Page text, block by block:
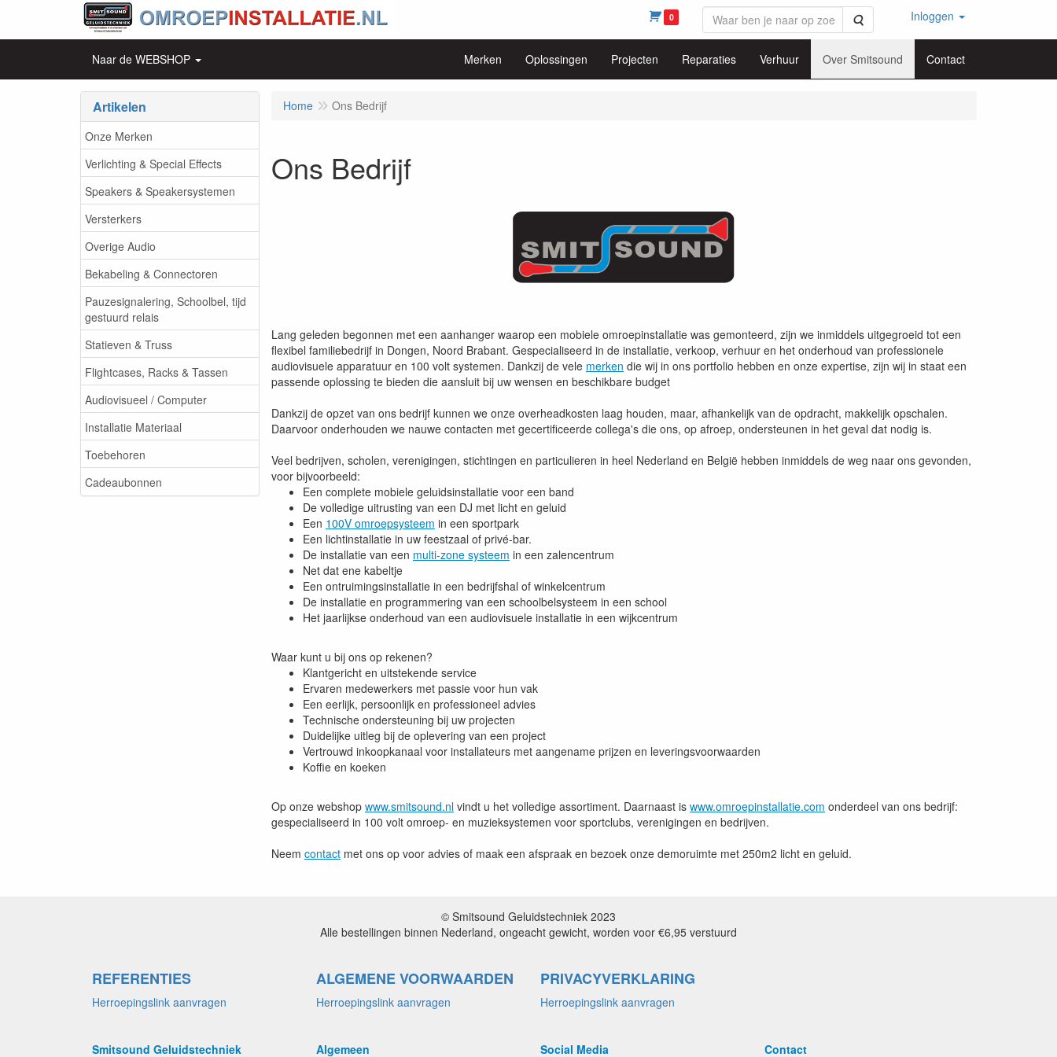
0 Zoeken Inloggen
Naar de WEBSHOP Merken Oplossingen Projecten Reparaties Verhuur Over Smitsound Contact
Artikelen
Onze Merken
Verlichting & Special Effects
Speakers & Speakersystemen
Versterkers
Overige Audio
Bekabeling & Connectoren
Pauzesignalering, Schoolbel, tijd
gestuurd relais
Statieven & Truss
Flightcases, Racks & Tassen
Audiovisueel / Computer
Installatie Materiaal
Toebehoren
Cadeaubonnen
Home Ons Bedrijf
Ons Bedrijf
Lang geleden begonnen met een aanhanger waarop een mobiele omroepinstallatie was gemonteerd, zijn we inmiddels uitgegroeid tot een
flexibel familiebedrijf in Dongen, Noord Brabant. Gespecialiseerd in de installatie, verkoop, verhuur en het onderhoud van professionele
audiovisuele apparatuur en 100 volt systemen. Dankzij de vele merken die wij in ons portfolio hebben en onze expertise, zijn wij in staat een
passende oplossing te bieden die aansluit bij uw wensen en beschikbare budget
Dankzij de opzet van ons bedrijf kunnen we onze overheadkosten laag houden, maar, afhankelijk van de opdracht, makkelijk opschalen.
Daarvoor onderhouden we nauwe contacten met gecertificeerde collega's die ons, op afroep, ondersteunen in het geval dat nodig is.
Veel bedrijven, scholen, verenigingen, stichtingen en particulieren in heel Nederland en België hebben inmiddels de weg naar ons gevonden,
voor bijvoorbeeld:
Een complete mobiele geluidsinstallatie voor een band
De volledige uitrusting van een DJ met licht en geluid
Een 100V omroepsysteem in een sportpark
Een lichtinstallatie in uw feestzaal of privé-bar.
De installatie van een multi-zone systeem in een zalencentrum
Net dat ene kabeltje
Een ontruimingsinstallatie in een bedrijfshal of winkelcentrum
De installatie en programmering van een schoolbelsysteem in een school
Het jaarlijkse onderhoud van een audiovisuele installatie in een wijkcentrum
Waar kunt u bij ons op rekenen?
Klantgericht en uitstekende service
Ervaren medewerkers met passie voor hun vak
Een eerlijk, persoonlijk en professioneel advies
Technische ondersteuning bij uw projecten
Duidelijke uitleg bij de oplevering van een project
Vertrouwd inkoopkanaal voor installateurs met aangename prijzen en leveringsvoorwaarden
Koffie en koeken
Op onze webshop www.smitsound.nl vindt u het volledige assortiment. Daarnaast is www.omroepinstallatie.com onderdeel van ons bedrijf:
gespecialiseerd in 100 volt omroep- en muzieksystemen voor sportclubs, verenigingen en bedrijven.
Neem contact met ons op voor advies of maak een afspraak en bezoek onze demoruimte met 250m2 licht en geluid.
© Smitsound Geluidstechniek 2023
Alle bestellingen binnen Nederland, ongeacht gewicht, worden voor €6,95 verstuurd
REFERENTIES
Herroepingslink aanvragen
ALGEMENE VOORWAARDEN
Herroepingslink aanvragen
PRIVACYVERKLARING
Herroepingslink aanvragen
Smitsound Geluidstechniek Algemeen Social Media Contact